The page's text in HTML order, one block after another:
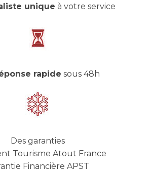
unique à votre service
rapide sous 48h
Des garanties
Tourisme Atout France
Financière APST